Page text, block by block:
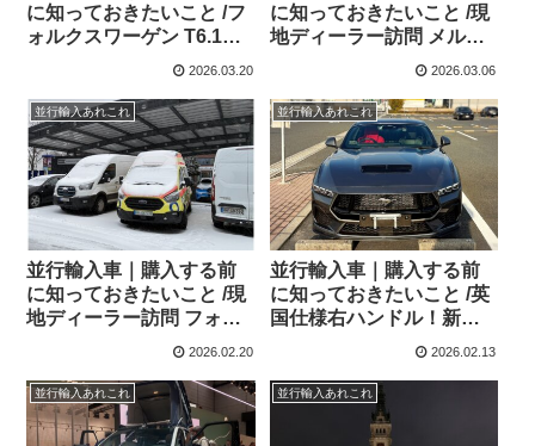
に知っておきたいこと /フ
ォルクスワーゲン T6.1カ
ラベル！ダウンスプリン
イヤ交換！
2026.03.20
に知っておきたいこと /現
地ディーラー訪問 メルセ
デスベンツ コマーシャル
2026.03.06
並行輸入あれこれ
並行輸入車｜購入する前
に知っておきたいこと /現
地ディーラー訪問 フォー
ド コマーシャルショップ
2026.02.20
並行輸入あれこれ
並行輸入車｜購入する前
に知っておきたいこと /英
国仕様右ハンドル！新
型！Ford Mustang5.0 V8
Automaticを広島県のNさ
まへご納車させていただ
2026.02.13
並行輸入あれこれ 並行輸入あれこれ